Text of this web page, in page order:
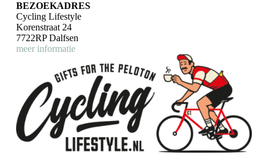
BEZOEKADRES
Cycling Lifestyle
Korenstraat 24
7722RP Dalfsen
meer informatie